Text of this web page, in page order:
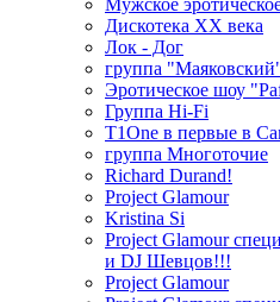
Мужское
Дискотека ХХ века
Лок - Дог
группа
Эротическое шоу
Группа Hi-Fi
T1One в первые в
группа Многоточие
Richard Durand!
Project Glamour
Kristina Si
Project Glamour
и DJ Шевцов!!!
Project Glamour